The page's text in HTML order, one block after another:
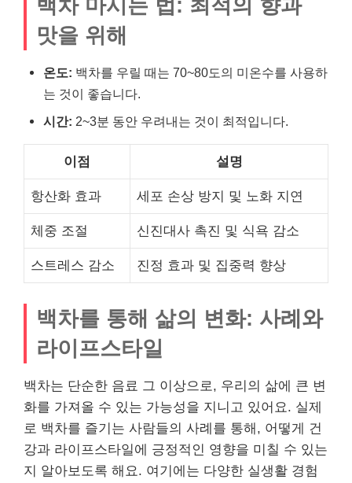
백차 마시는 법: 최적의 향과
맛을 위해
온도: 백차를 우릴 때는 70~80도의 미온수를 사용하
는 것이 좋습니다.
시간: 2~3분 동안 우려내는 것이 최적입니다.
이점 설명
항산화 효과 세포 손상 방지 및 노화 지연
체중 조절 신진대사 촉진 및 식욕 감소
스트레스 감소 진정 효과 및 집중력 향상
백차를 통해 삶의 변화: 사례와
라이프스타일
백차는 단순한 음료 그 이상으로, 우리의 삶에 큰 변
화를 가져올 수 있는 가능성을 지니고 있어요. 실제
로 백차를 즐기는 사람들의 사례를 통해, 어떻게 건
강과 라이프스타일에 긍정적인 영향을 미칠 수 있는
지 알아보도록 해요. 여기에는 다양한 실생활 경험